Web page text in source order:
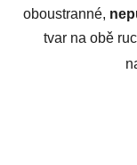
oboustranné,
tvar na obě